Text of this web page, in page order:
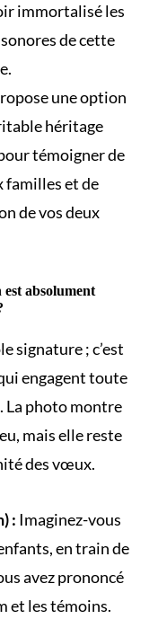
immortalisé les
de cette
une option
héritage
témoigner de
familles et de
de vos deux
absolument
signature ; c’est
engagent toute
La photo montre
mais elle reste
des vœux.
: Imaginez-vous
en train de
avez prononcé
et les témoins.